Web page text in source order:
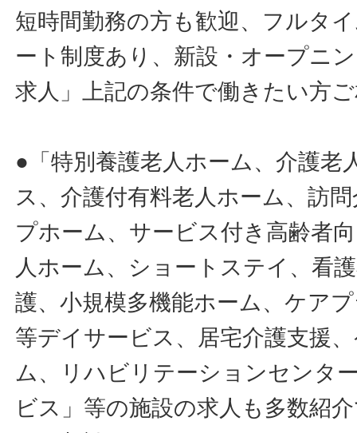
短時間勤務の方も歓迎、フルタ
ート制度あり、新設・オープニ
求人」上記の条件で働きたい方
●「特別養護老人ホーム、介護老
ス、介護付有料老人ホーム、訪
プホーム、サービス付き高齢者
人ホーム、ショートステイ、看
護、小規模多機能ホーム、ケア
等デイサービス、居宅介護支援
ム、リハビリテーションセンタ
ビス」等の施設の求人も多数紹